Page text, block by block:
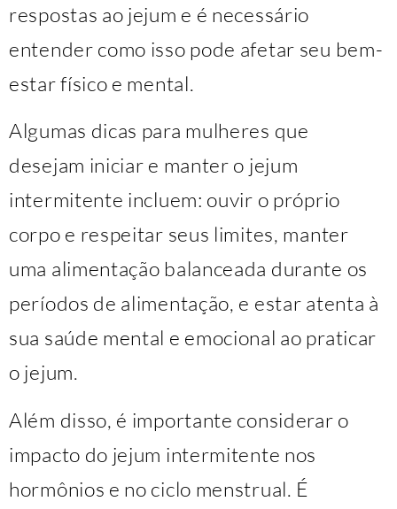
respostas ao jejum e é necessário
entender como isso pode afetar seu bem-
estar físico e mental.
Algumas dicas para mulheres que
desejam iniciar e manter o jejum
intermitente incluem: ouvir o próprio
corpo e respeitar seus limites, manter
uma alimentação balanceada durante os
períodos de alimentação, e estar atenta à
sua saúde mental e emocional ao praticar
o jejum.
Além disso, é importante considerar o
impacto do jejum intermitente nos
hormônios e no ciclo menstrual. É